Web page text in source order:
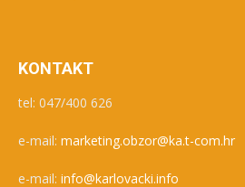
KONTAKT
tel: 047/400 626
e-mail: marketing.obzor@ka.t-com.hr
e-mail: info@karlovacki.info